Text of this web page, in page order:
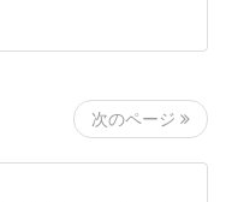
次のページ